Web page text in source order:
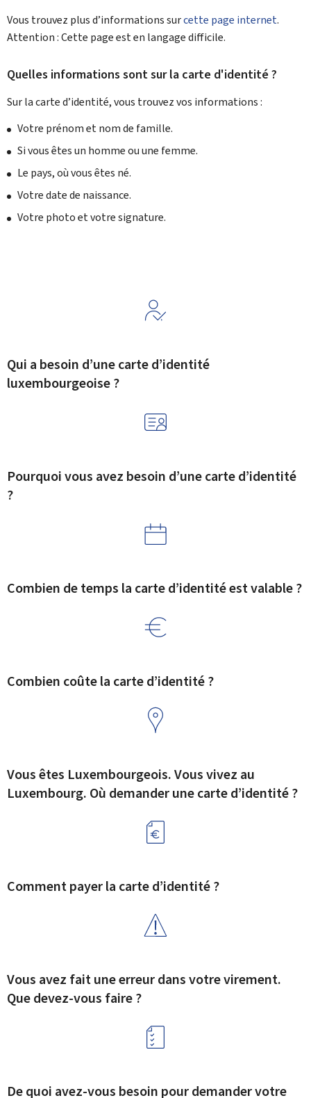
Vous trouvez plus d’informations surcette page internet.
Attention : Cette page est en langage difficile.
Quelles informations sont sur la carte d'identité ?
Sur la carte d’identité, vous trouvez vos informations :
Votre prénom et nom de famille.
Si vous êtes un homme ou une femme.
Le pays, où vous êtes né.
Votre date de naissance.
Votre photo et votre signature.
Qui a besoin d’une carte d’identité
luxembourgeoise ?
Pourquoi vous avez besoin d’une carte d’identité
?
Combien de temps la carte d’identité est valable ?
Combien coûte la carte d’identité ?
Vous êtes Luxembourgeois. Vous vivez au
Luxembourg. Où demander une carte d’identité ?
Comment payer la carte d’identité ?
Vous avez fait une erreur dans votre virement.
Que devez-vous faire ?
De quoi avez-vous besoin pour demander votre